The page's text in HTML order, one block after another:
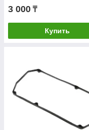
3 000 ₸
Купить